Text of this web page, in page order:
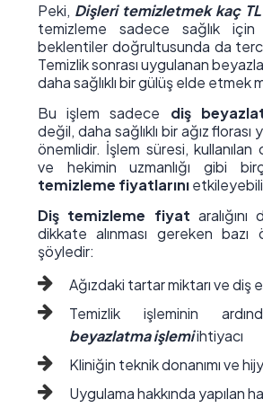
Peki, Dişleri temizletmek kaç
temizleme sadece sağlık
beklentiler doğrultusunda da
Temizlik sonrası uygulanan
daha sağlıklı bir gülüş elde etmek
Bu işlem sadece diş
değil, daha sağlıklı bir ağız
önemlidir. İşlem süresi, kullanılan
ve hekimin uzmanlığı gibi
temizleme fiyatlarını
Diş temizleme fiyat
dikkate alınması gereken bazı
şöyledir:
Ağızdaki tartar miktarı ve diş
Temizlik işleminin
beyazlatma işlemiihtiyacı
Kliniğin teknik donanımı ve
Uygulama hakkında yapılan